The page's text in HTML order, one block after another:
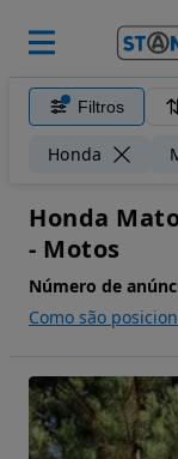
Filtros
Honda
Honda
- Motos
Número de
Como são